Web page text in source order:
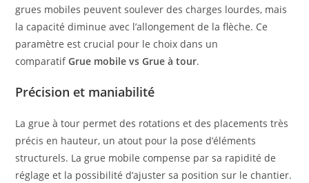
grues mobiles peuvent soulever des charges lourdes, mais
la capacité diminue avec l’allongement de la flèche. Ce
paramètre est crucial pour le choix dans un
comparatifGrue mobile vs Grue à tour.
Précision et maniabilité
La grue à tour permet des rotations et des placements très
précis en hauteur, un atout pour la pose d’éléments
structurels. La grue mobile compense par sa rapidité de
réglage et la possibilité d’ajuster sa position sur le chantier.